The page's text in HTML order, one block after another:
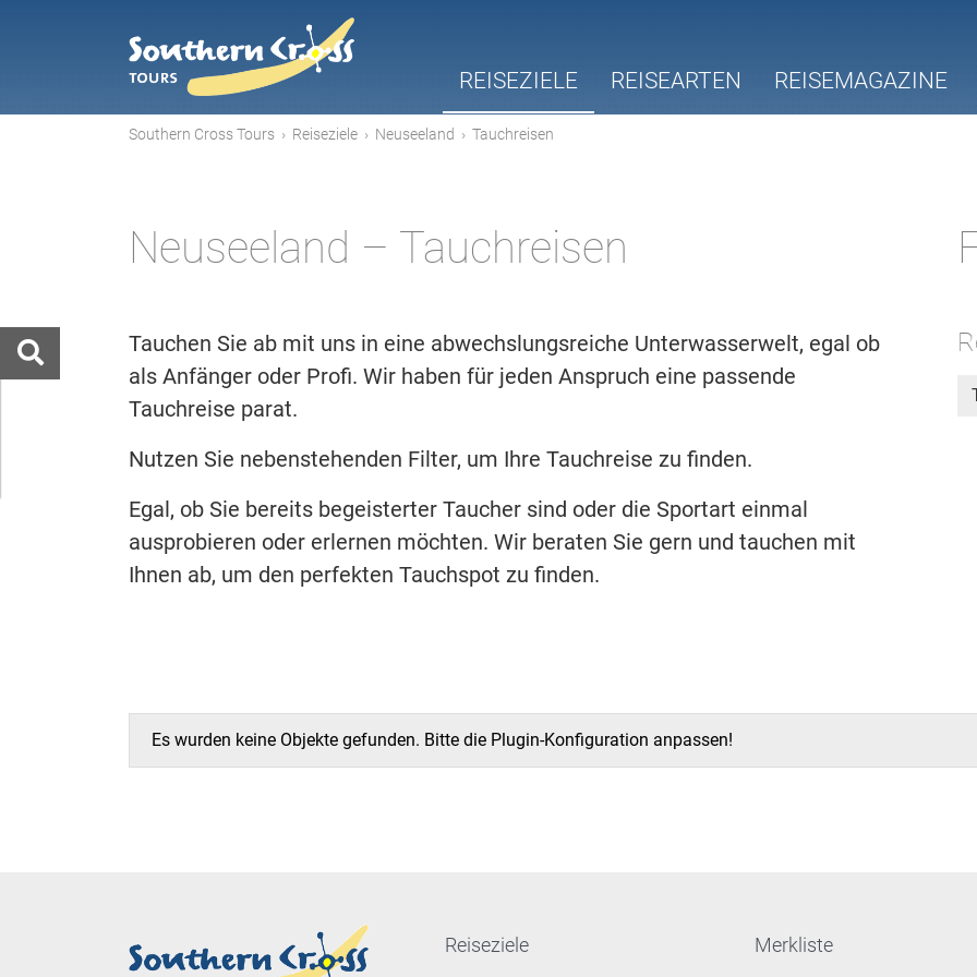
REISEZIELE REISEARTEN REISEMAGAZINE
Southern Cross Tours › Reiseziele › Neuseeland › Tauchreisen
Neuseeland – Tauchreisen
Tauchen Sie ab mit uns in eine abwechslungsreiche Unterwasserwelt, egal ob
als Anfänger oder Profi. Wir haben für jeden Anspruch eine passende
Tauchreise parat.
Nutzen Sie nebenstehenden Filter, um Ihre Tauchreise zu finden.
Egal, ob Sie bereits begeisterter Taucher sind oder die Sportart einmal
ausprobieren oder erlernen möchten. Wir beraten Sie gern und tauchen mit
Ihnen ab, um den perfekten Tauchspot zu finden.
Es wurden keine Objekte gefunden. Bitte die Plugin-Konfiguration anpassen!
Reiseziele
Merkliste